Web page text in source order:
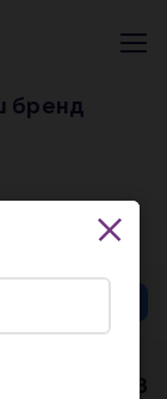
бренд
5000-338